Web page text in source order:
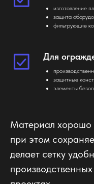
изготовление
защита
фильтрующие
Для
защитные
элементы
Материал хорошо
при этом
делает сетку